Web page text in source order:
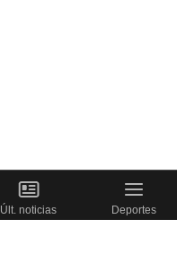
Últ. noticias Deportes